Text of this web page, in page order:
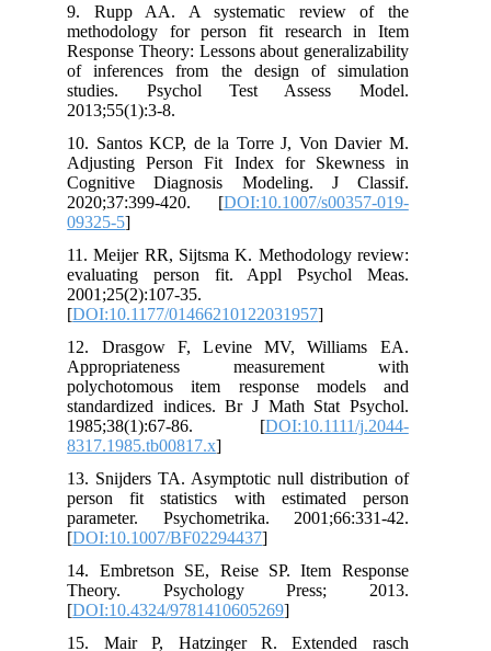
9. Rupp AA. A systematic
methodology for person fit
Response Theory: Lessons about
of inferences from the design of
studies. Psychol Test Assess
10. Santos KCP, de la Torre J, Von
Adjusting Person Fit Index for
Cognitive Diagnosis Modeling. J
2020;37:399-420. [DOI:10.1007/
11. Meijer RR, Sijtsma K.
evaluating person fit. Appl
[DOI:10.1177/01466210122031957
12. Drasgow F, Levine MV,
Appropriateness
polychotomous item response
standardized indices. Br J Math Stat
1985;38(1):67-86. [
8317.1985.tb00817.x
13. Snijders TA. Asymptotic null
person fit statistics with
parameter. Psychometrika.
[DOI:10.1007/BF02294437
14. Embretson SE, Reise SP. Item
Theory. Psychology Press;
[DOI:10.4324/9781410605269
15. Mair P, Hatzinger R.